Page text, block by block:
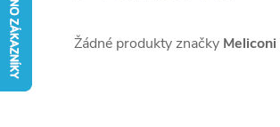
Žádné produkty značky Meliconi